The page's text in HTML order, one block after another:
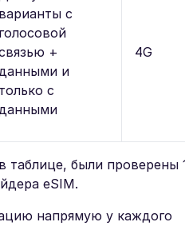
варианты с
голосовой
+
и
только с
4G
таблице, были проверены
eSIM.
напрямую у каждого